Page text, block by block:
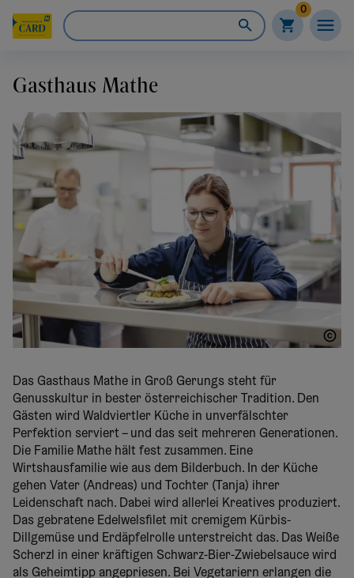
0
Gasthaus Mathe
Das Gasthaus Mathe in Groß Gerungs steht für
Genusskultur in bester österreichischer Tradition. Den
Gästen wird Waldviertler Küche in unverfälschter
Perfektion serviert – und das seit mehreren Generationen.
Die Familie Mathe hält fest zusammen. Eine
Wirtshausfamilie wie aus dem Bilderbuch. In der Küche
gehen Vater (Andreas) und Tochter (Tanja) ihrer
Leidenschaft nach. Dabei wird allerlei Kreatives produziert.
Das gebratene Edelwelsfilet mit cremigem Kürbis-
Dillgemüse und Erdäpfelrolle unterstreicht das. Das Weiße
Scherzl in einer kräftigen Schwarz-Bier-Zwiebelsauce wird
als Geheimtipp angepriesen. Bei Vegetariern erlangen die